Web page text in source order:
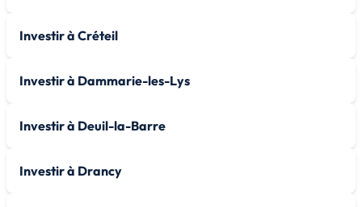
Investir à Créteil
Investir à Dammarie-les-Lys
Investir à Deuil-la-Barre
Investir à Drancy